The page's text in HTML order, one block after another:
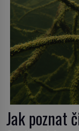
Jak poznat